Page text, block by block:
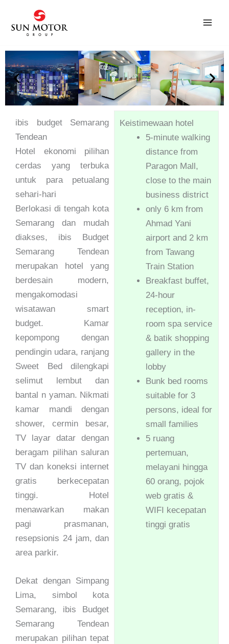
content
ibis budget Semarang
Tendean
Hotel ekonomi pilihan
cerdas yang terbuka
untuk para petualang
sehari-hari
Berlokasi di tengah kota
Semarang dan mudah
diakses, ibis Budget
Semarang Tendean
merupakan hotel yang
berdesain modern,
mengakomodasi
wisatawan smart
budget. Kamar
kepompong dengan
pendingin udara, ranjang
Sweet Bed dilengkapi
selimut lembut dan
bantal n yaman. Nikmati
kamar mandi dengan
shower, cermin besar,
TV layar datar dengan
beragam pilihan saluran
TV dan koneksi internet
gratis berkecepatan
tinggi. Hotel
menawarkan makan
pagi prasmanan,
resepsionis 24 jam, dan
area parkir.
Dekat dengan Simpang
Lima, simbol kota
Semarang, ibis Budget
Semarang Tendean
merupakan pilihan tepat
Keistimewaan hotel
5-minute walking
distance from
Paragon Mall,
close to the main
business district
only 6 km from
Ahmad Yani
airport and 2 km
from Tawang
Train Station
Breakfast buffet,
24-hour
reception, in-
room spa service
& batik shopping
gallery in the
lobby
Bunk bed rooms
suitable for 3
persons, ideal for
small families
5 ruang
pertemuan,
melayani hingga
60 orang, pojok
web gratis &
WIFI kecepatan
tinggi gratis